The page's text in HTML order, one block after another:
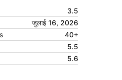
3.5
जुलाई 16, 2026
40+
5.5
5.6